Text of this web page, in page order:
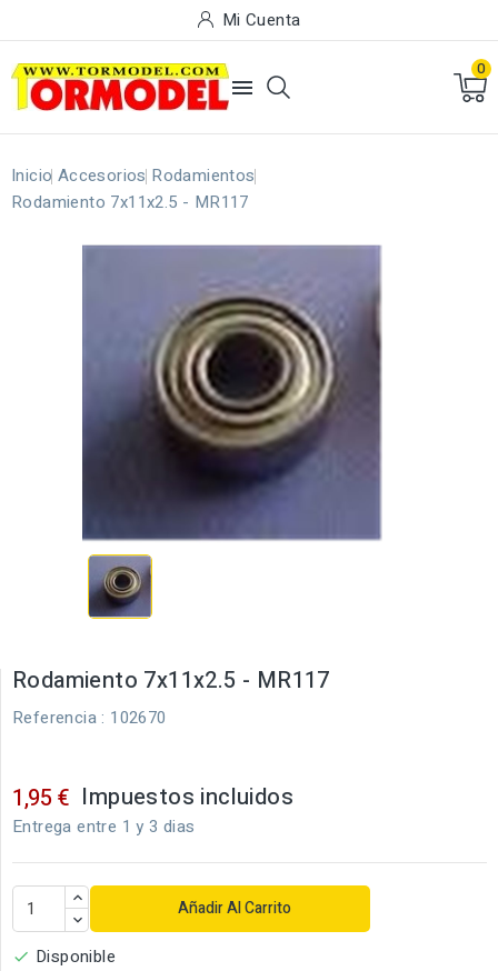
Mi Cuenta

0
Inicio Accesorios Rodamientos
Rodamiento 7x11x2.5 - MR117
Rodamiento 7x11x2.5 - MR117
Referencia : 102670
1,95 € Impuestos incluidos
Entrega entre 1 y 3 dias
Añadir Al Carrito
 Disponible